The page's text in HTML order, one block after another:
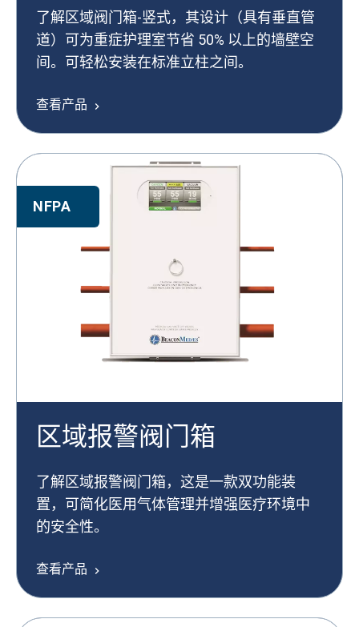
了解区域阀门箱-竖式，其设计（具有垂直管
道）可为重症护理室节省 50% 以上的墙壁空
间。可轻松安装在标准立柱之间。
查看产品
NFPA
区域报警阀门箱
了解区域报警阀门箱，这是一款双功能装
置，可简化医用气体管理并增强医疗环境中
的安全性。
查看产品